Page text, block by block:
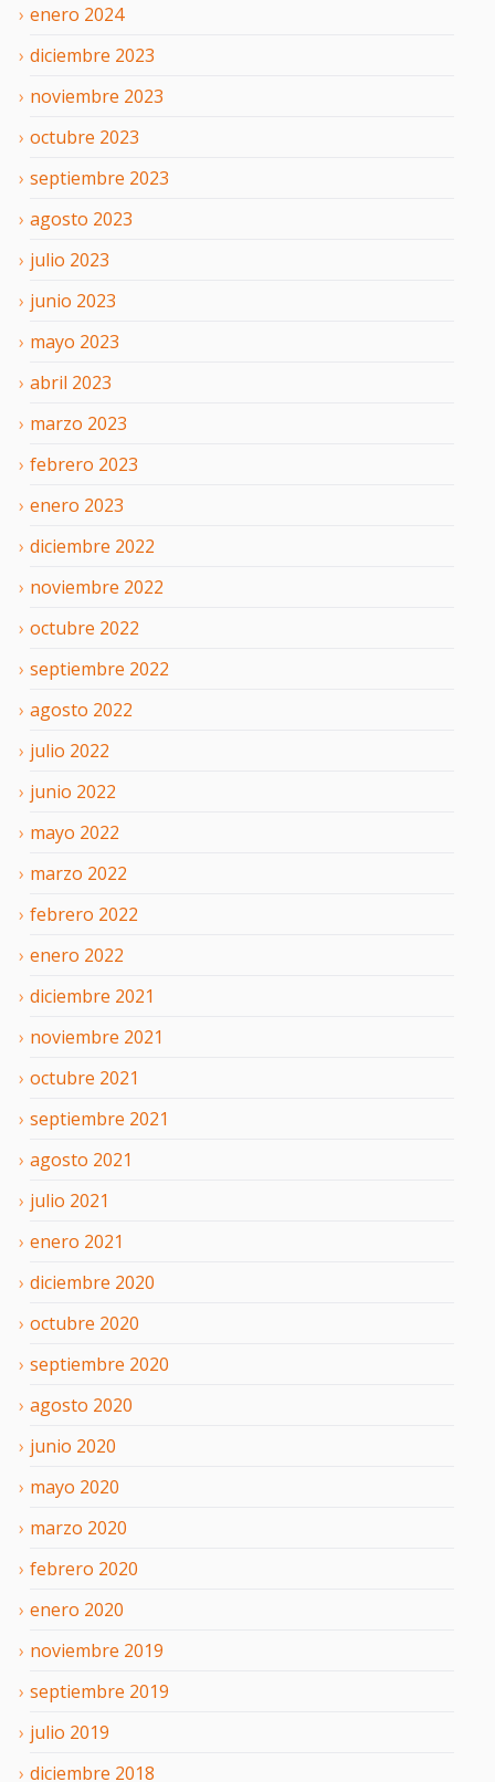
enero 2024
diciembre 2023
noviembre 2023
octubre 2023
septiembre 2023
agosto 2023
julio 2023
junio 2023
mayo 2023
abril 2023
marzo 2023
febrero 2023
enero 2023
diciembre 2022
noviembre 2022
octubre 2022
septiembre 2022
agosto 2022
julio 2022
junio 2022
mayo 2022
marzo 2022
febrero 2022
enero 2022
diciembre 2021
noviembre 2021
octubre 2021
septiembre 2021
agosto 2021
julio 2021
enero 2021
diciembre 2020
octubre 2020
septiembre 2020
agosto 2020
junio 2020
mayo 2020
marzo 2020
febrero 2020
enero 2020
noviembre 2019
septiembre 2019
julio 2019
diciembre 2018